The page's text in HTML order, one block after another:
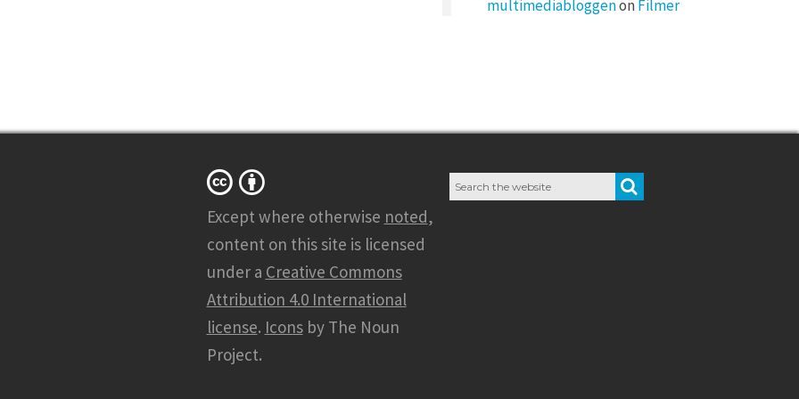
multimediabloggenon Filmer
Except where otherwise noted,
content on this site is licensed
under a Creative Commons
Attribution 4.0 International
license. Iconsby The Noun
Project.
Search
for: